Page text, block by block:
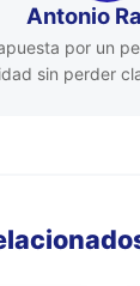
Antonio
por un
sin perder